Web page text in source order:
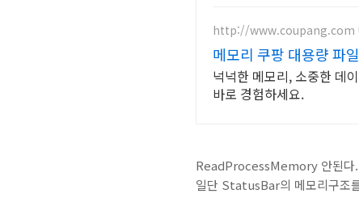
http://www.coupang.com
메모리 쿠팡 대용량 파
넉넉한 메모리, 소중한 데
바로 경험하세요.
ReadProcessMemory 안된다
일단 StatusBar의 메모리구조